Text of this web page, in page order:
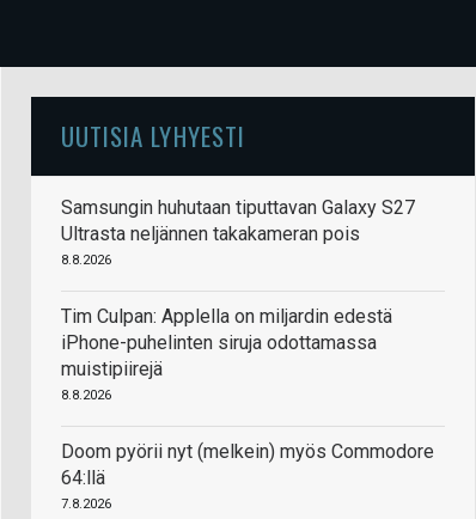
UUTISIA LYHYESTI
Samsungin huhutaan tiputtavan Galaxy S27
Ultrasta neljännen takakameran pois
8.8.2026
Tim Culpan: Applella on miljardin edestä
iPhone-puhelinten siruja odottamassa
muistipiirejä
8.8.2026
Doom pyörii nyt (melkein) myös Commodore
64:llä
7.8.2026